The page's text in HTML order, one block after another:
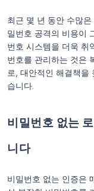
최근 몇 년 동안 수많
밀번호 공격의 비용이
번호 시스템을 더욱 취
번호를 관리하는 것은
로, 대안적인 해결책을
습니다.
비밀번호 없는
니다
비밀번호 없는 인증은